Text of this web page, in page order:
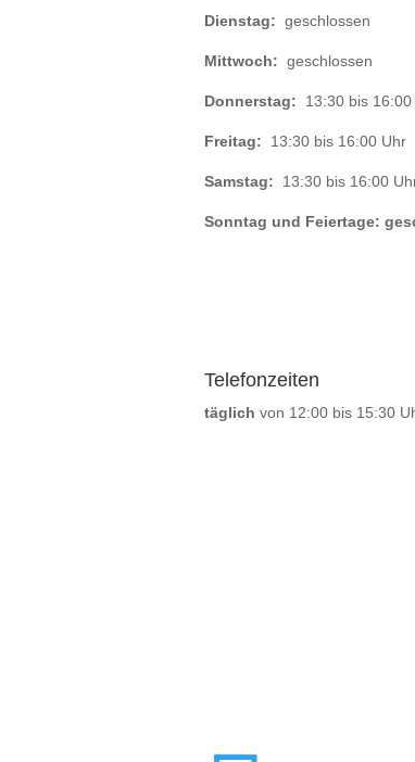
Dienstag: geschlossen
Mittwoch: geschlossen
Donnerstag: 13:30 bis 16:00
Freitag: 13:30 bis 16:00 Uhr
Samstag: 13:30 bis 16:00
Sonntag und Feiertage:
Telefonzeiten
täglich von 12:00 bis 15:30